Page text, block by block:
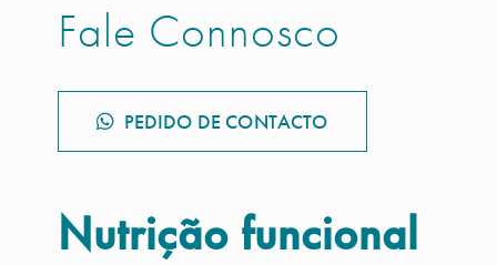
Fale Connosco
PEDIDO DE CONTACTO
Nutrição funcional